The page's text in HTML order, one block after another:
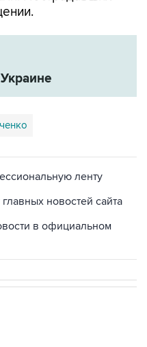
ленту
новостей сайта
в официальном